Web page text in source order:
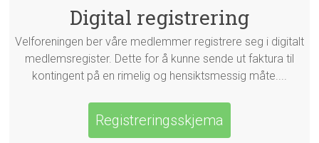
Digital registrering
Velforeningen ber våre medlemmer registrere seg i digitalt
medlemsregister. Dette for å kunne sende ut faktura til
kontingent på en rimelig og hensiktsmessig måte....
Registreringsskjema